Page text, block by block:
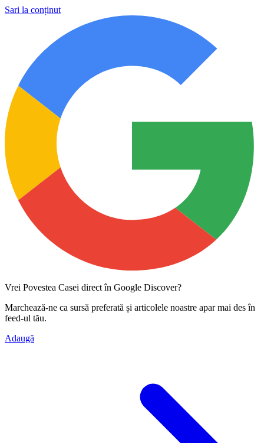
Sari la conținut
Vrei Povestea Casei direct în Google Discover?
Marchează-ne ca sursă preferată și articolele noastre apar mai des în
feed-ul tău.
Adaugă